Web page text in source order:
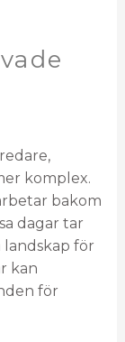
komplex.
bakom
dagar tar
landskap för
kan
för